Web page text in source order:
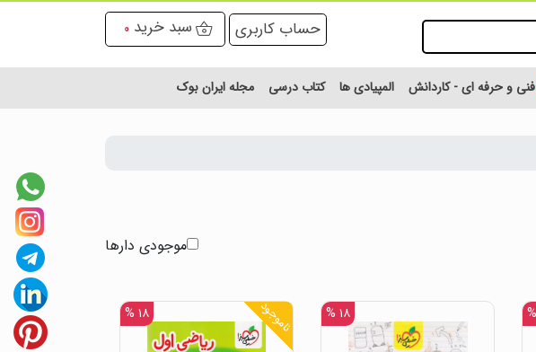
حساب کاربری سبد خرید 0
فنی و حرفه ای - کاردانش المپیادی ها کتاب درسی مجله ایران بوک
موجودی دارها
۱۸ % ناموجود ۱۸ %